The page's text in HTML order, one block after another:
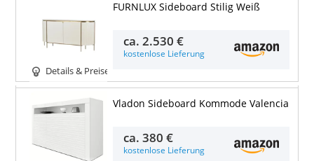
Details & Preise
FURNLUX Sideboard Stilig Weiß
ca.2.530 €
kostenlose Lieferung
Vladon Sideboard Kommode Valencia
ca.380 €
kostenlose Lieferung